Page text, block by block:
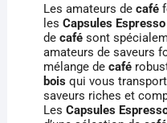
Les amateurs de café
les Capsules
de cafésont
amateurs de saveurs
mélange de café
boisqui vous
saveurs riches et
Les Capsules